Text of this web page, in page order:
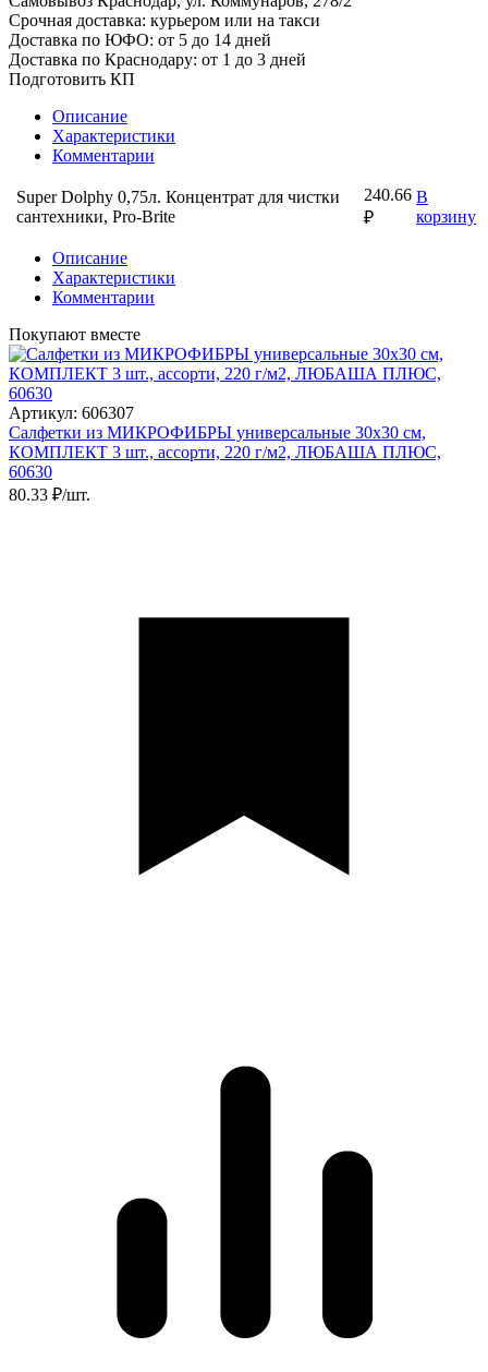
Срочная доставка: курьером или на такси
Доставка по ЮФО: от 5 до 14 дней
Доставка по Краснодару: от 1 до 3 дней
Подготовить КП
Описание
Характеристики
Комментарии
Super Dolphy 0,75л. Концентрат для чистки
сантехники, Pro-Brite
240.66
₽
В
корзину
Описание
Характеристики
Комментарии
Покупают вместе
Артикул: 606307
Салфетки из МИКРОФИБРЫ универсальные 30х30 см,
КОМПЛЕКТ 3 шт., ассорти, 220 г/м2, ЛЮБАША ПЛЮС,
60630
80.33 ₽/шт.